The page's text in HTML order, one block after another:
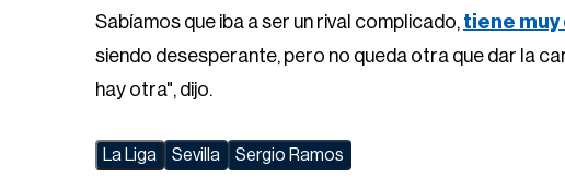
Sabíamos que iba a ser un rival complicado, tiene muy
siendo desesperante, pero no queda otra que dar la
hay otra", dijo.
La Liga Sevilla Sergio Ramos